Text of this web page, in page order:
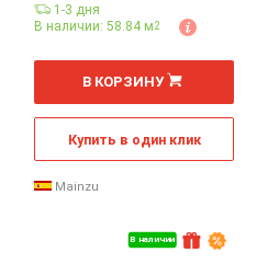
В наличии
1-3 дня
В наличии: 58.84 м2
м
В КОРЗИНУ
Купить в один клик
Mainzu